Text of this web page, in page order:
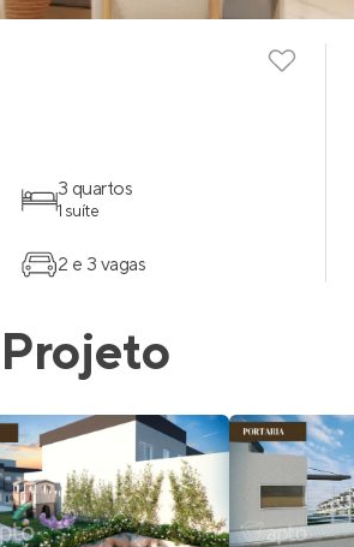
3 quartos
1 suíte
2 e 3 vagas
Projeto